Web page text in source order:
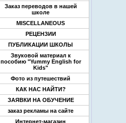
Заказ переводов в нашей
школе
MISCELLANEOUS
РЕЦЕНЗИИ
ПУБЛИКАЦИИ ШКОЛЫ
Звуковой материал к
пособию "Yummy English for
Kids"
Фото из путешествий
КАК НАС НАЙТИ?
ЗАЯВКИ НА ОБУЧЕНИЕ
заказ рекламы на сайте
Интернет-магазин